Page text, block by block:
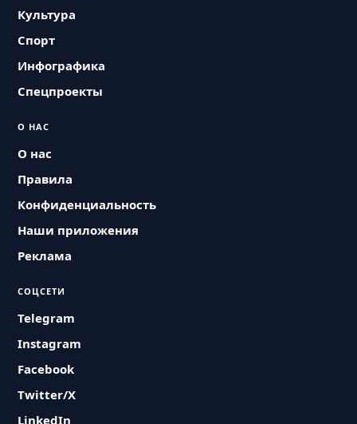
Культура
Спорт
Инфографика
Спецпроекты
О НАС
О нас
Правила
Конфиденциальность
Наши приложения
Реклама
СОЦСЕТИ
Telegram
Instagram
Facebook
Twitter/X
LinkedIn